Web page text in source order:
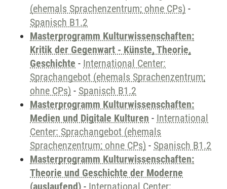
(ehemals Sprachenzentrum; ohne CPs) -
Spanisch B1.2
Masterprogramm Kulturwissenschaften:
Kritik der Gegenwart - Künste, Theorie,
Geschichte - International Center:
Sprachangebot (ehemals Sprachenzentrum;
ohne CPs) - Spanisch B1.2
Masterprogramm Kulturwissenschaften:
Medien und Digitale Kulturen - International
Center: Sprachangebot (ehemals
Sprachenzentrum; ohne CPs) - Spanisch B1.2
Masterprogramm Kulturwissenschaften:
Theorie und Geschichte der Moderne
(auslaufend) - International Center: